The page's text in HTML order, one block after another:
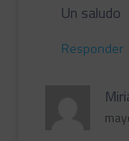
Un saludo
Responder